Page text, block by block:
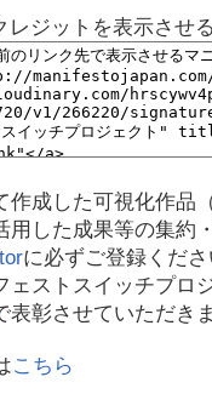
ジットを表示させ
作成した可視化作品
した成果等の集約
に必ずご登録くださ
ストスイッチプロ
表彰させていただきま
こちら